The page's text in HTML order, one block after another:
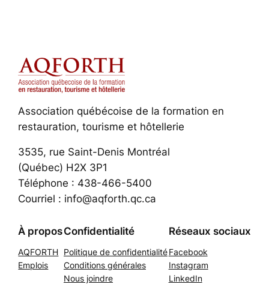
Association québécoise de la formation en
restauration, tourisme et hôtellerie
3535, rue Saint-Denis Montréal
(Québec) H2X 3P1
Téléphone : 438-466-5400
Courriel : info@aqforth.qc.ca
À propos
AQFORTH
Emplois
Confidentialité
Politique de confidentialité
Conditions générales
Nous joindre
Réseaux sociaux
Facebook
Instagram
LinkedIn